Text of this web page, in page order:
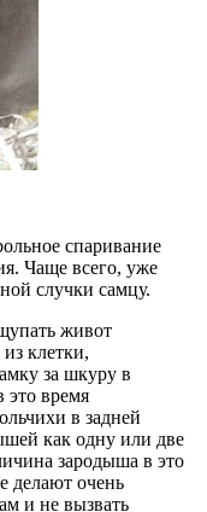
спаривание
Чаще всего, уже
случки самцу.
живот
клетки,
за шкуру в
это время
в задней
как одну или две
зародыша в это
делают очень
и не вызвать